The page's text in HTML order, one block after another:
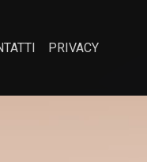
PRIVACY